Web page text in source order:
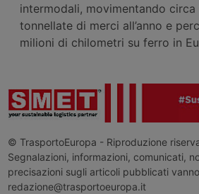
intermodali, movimentando circa
tonnellate di merci all’anno e
milioni di chilometri su ferro in
© TrasportoEuropa - Riproduzione
Segnalazioni, informazioni, comunicati,
precisazioni sugli articoli pubblicati
redazione@trasportoeuropa.it